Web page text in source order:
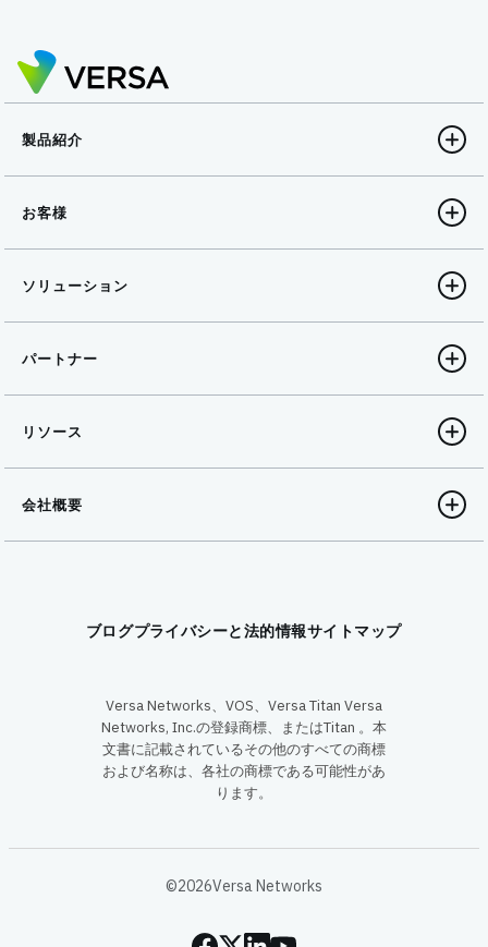
製品紹介
お客様
ソリューション
パートナー
リソース
会社概要
ブログプライバシーと法的情報サイトマップ
Versa Networks、VOS、Versa Titan Versa
Networks, Inc.の登録商標、またはTitan 。本
文書に記載されているその他のすべての商標
および名称は、各社の商標である可能性があ
ります。
©2026Versa Networks